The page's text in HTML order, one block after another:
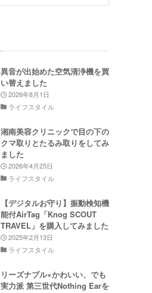
異音が出始めた空気清浄機を買
い替えました
2026年8月1日
ライフスタイル
湘南美容クリニックで目の下の
クマ取りとたるみ取りをしてみ
ました
2026年4月25日
ライフスタイル
【デジタルお守り】振動検知機
能付AirTag「Knog SCOUT
TRAVEL」を購入してみました
2025年2月13日
ライフスタイル
リーズナブル×かわいい、でも
実力派 第三世代Nothing Earを